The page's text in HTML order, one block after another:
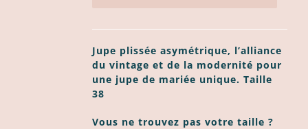
Jupe plissée asymétrique, l’alliance
du vintage et de la modernité pour
une jupe de mariée unique.Taille
38
Vous ne trouvez pas votre taille ?